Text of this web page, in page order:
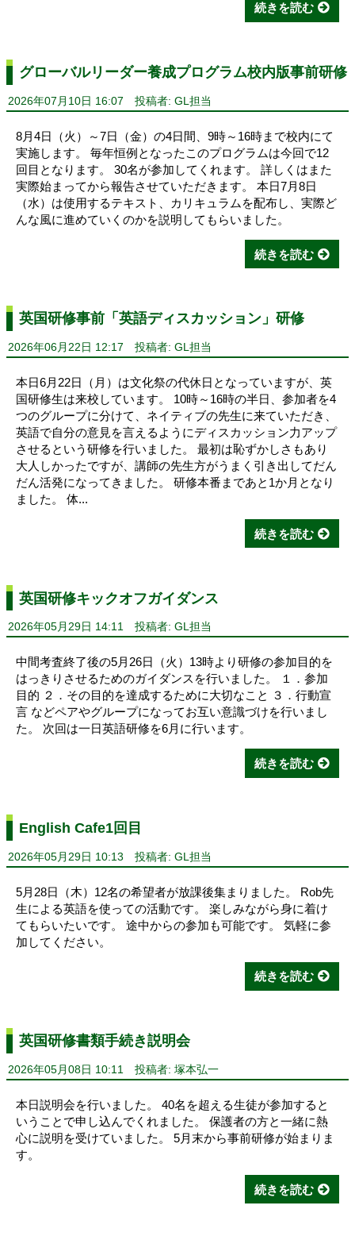
続きを読む
グローバルリーダー養成プログラム校内版事前研修
2026年07月10日 16:07 投稿者: GL担当
8月4日（火）～7日（金）の4日間、9時～16時まで校内にて
実施します。 毎年恒例となったこのプログラムは今回で12
回目となります。 30名が参加してくれます。 詳しくはまた
実際始まってから報告させていただきます。 本日7月8日
（水）は使用するテキスト、カリキュラムを配布し、実際ど
んな風に進めていくのかを説明してもらいました。
続きを読む
英国研修事前「英語ディスカッション」研修
2026年06月22日 12:17 投稿者: GL担当
本日6月22日（月）は文化祭の代休日となっていますが、英
国研修生は来校しています。 10時～16時の半日、参加者を4
つのグループに分けて、ネイティブの先生に来ていただき、
英語で自分の意見を言えるようにディスカッション力アップ
させるという研修を行いました。 最初は恥ずかしさもあり
大人しかったですが、講師の先生方がうまく引き出してだん
だん活発になってきました。 研修本番まであと1か月となり
ました。 体...
続きを読む
英国研修キックオフガイダンス
2026年05月29日 14:11 投稿者: GL担当
中間考査終了後の5月26日（火）13時より研修の参加目的を
はっきりさせるためのガイダンスを行いました。 １．参加
目的 ２．その目的を達成するために大切なこと ３．行動宣
言 などペアやグループになってお互い意識づけを行いまし
た。 次回は一日英語研修を6月に行います。
続きを読む
English Cafe1回目
2026年05月29日 10:13 投稿者: GL担当
5月28日（木）12名の希望者が放課後集まりました。 Rob先
生による英語を使っての活動です。 楽しみながら身に着け
てもらいたいです。 途中からの参加も可能です。 気軽に参
加してください。
続きを読む
英国研修書類手続き説明会
2026年05月08日 10:11 投稿者: 塚本弘一
本日説明会を行いました。 40名を超える生徒が参加すると
いうことで申し込んでくれました。 保護者の方と一緒に熱
心に説明を受けていました。 5月末から事前研修が始まりま
す。
続きを読む